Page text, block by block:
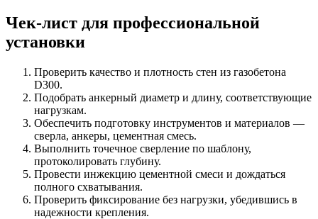
Чек-лист для профессиональной
установки
Проверить качество и плотность стен из газобетона
D300.
Подобрать анкерный диаметр и длину, соответствующие
нагрузкам.
Обеспечить подготовку инструментов и материалов —
сверла, анкеры, цементная смесь.
Выполнить точечное сверление по шаблону,
протоколировать глубину.
Провести инжекцию цементной смеси и дождаться
полного схватывания.
Проверить фиксирование без нагрузки, убедившись в
надежности крепления.